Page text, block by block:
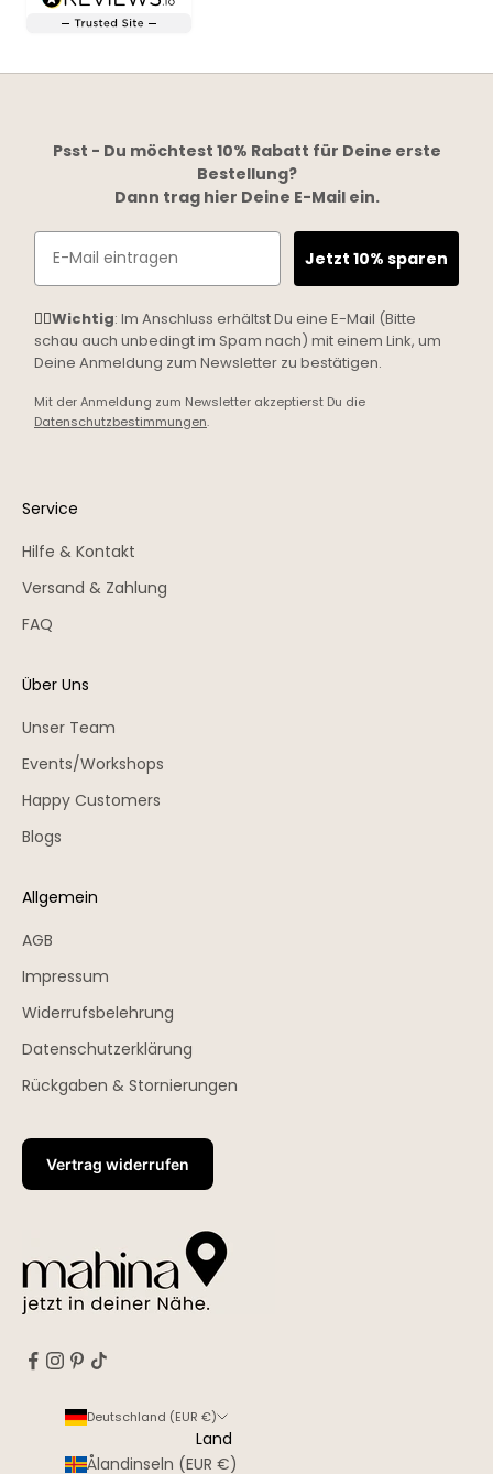
Psst - Du möchtest 10% Rabatt für Deine erste
Bestellung?
Dann trag hier Deine E-Mail ein.
Email
Jetzt 10% sparen
☝🏼Wichtig: Im Anschluss erhältst Du eine E-Mail (Bitte
schau auch unbedingt im Spam nach) mit einem Link, um
Deine Anmeldung zum Newsletter zu bestätigen.
Mit der Anmeldung zum Newsletter akzeptierst Du die
Datenschutzbestimmungen.
Service
Hilfe & Kontakt
Versand & Zahlung
FAQ
Über Uns
Unser Team
Events/Workshops
Happy Customers
Blogs
Allgemein
AGB
Impressum
Widerrufsbelehrung
Datenschutzerklärung
Rückgaben & Stornierungen
Vertrag widerrufen
Deutschland (EUR €)
Land
Ålandinseln (EUR €)